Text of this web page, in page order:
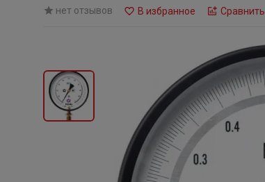
нет отзывов В избранное Сравнить